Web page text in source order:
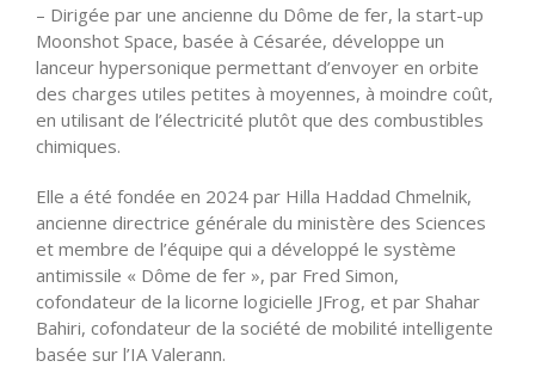
– Dirigée par une ancienne du Dôme de fer, la start-up
Moonshot Space, basée à Césarée, développe un
lanceur hypersonique permettant d’envoyer en orbite
des charges utiles petites à moyennes, à moindre coût,
en utilisant de l’électricité plutôt que des combustibles
chimiques.
Elle a été fondée en 2024 par Hilla Haddad Chmelnik,
ancienne directrice générale du ministère des Sciences
et membre de l’équipe qui a développé le système
antimissile « Dôme de fer », par Fred Simon,
cofondateur de la licorne logicielle JFrog, et par Shahar
Bahiri, cofondateur de la société de mobilité intelligente
basée sur l’IA Valerann.